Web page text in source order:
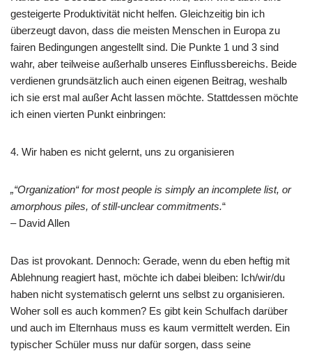
gesteigerte Produktivität nicht helfen. Gleichzeitig bin ich
überzeugt davon, dass die meisten Menschen in Europa zu
fairen Bedingungen angestellt sind. Die Punkte 1 und 3 sind
wahr, aber teilweise außerhalb unseres Einflussbereichs. Beide
verdienen grundsätzlich auch einen eigenen Beitrag, weshalb
ich sie erst mal außer Acht lassen möchte. Stattdessen möchte
ich einen vierten Punkt einbringen:
4. Wir haben es nicht gelernt, uns zu organisieren
„“Organization“ for most people is simply an incomplete list, or
amorphous piles, of still-unclear commitments.“
– David Allen
Das ist provokant. Dennoch: Gerade, wenn du eben heftig mit
Ablehnung reagiert hast, möchte ich dabei bleiben: Ich/wir/du
haben nicht systematisch gelernt uns selbst zu organisieren.
Woher soll es auch kommen? Es gibt kein Schulfach darüber
und auch im Elternhaus muss es kaum vermittelt werden. Ein
typischer Schüler muss nur dafür sorgen, dass seine